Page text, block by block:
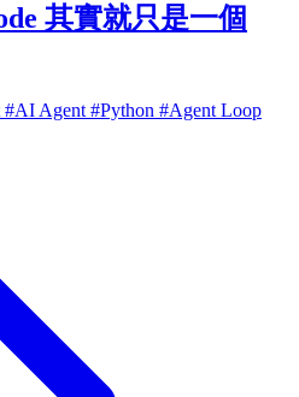
其實就只是一個
#AI Agent #Python #Agent Loop